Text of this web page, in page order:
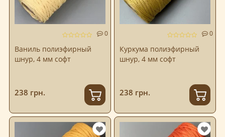
0
Ваниль полиэфирный
шнур, 4 мм софт
238 грн.
0
Куркума полиэфирный
шнур, 4 мм софт
238 грн.